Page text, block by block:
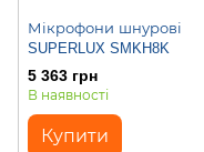
Мікрофони шнурові
SUPERLUX SMKH8K
5 363 грн
В наявності
Купити